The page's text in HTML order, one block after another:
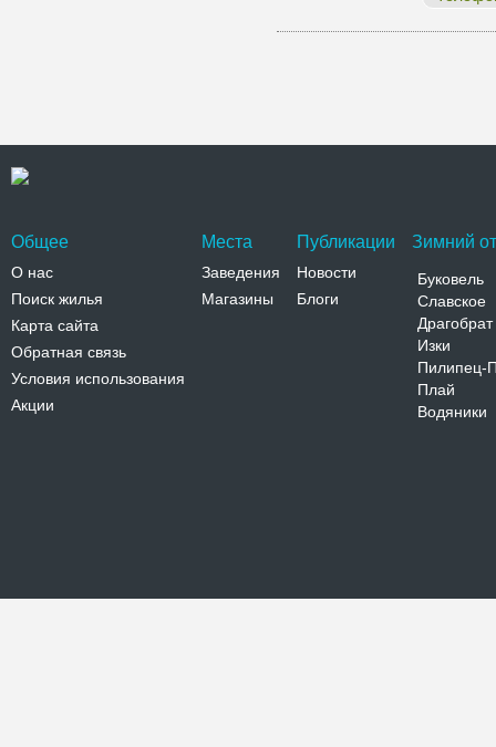
Общее
О нас
Поиск жилья
Карта сайта
Обратная связь
Условия использования
Акции
Места
Заведения
Магазины
Публикации
Новости
Блоги
Зимний
Буковель
Славское
Драгобрат
Изки
Пилипец-
Плай
Водяники